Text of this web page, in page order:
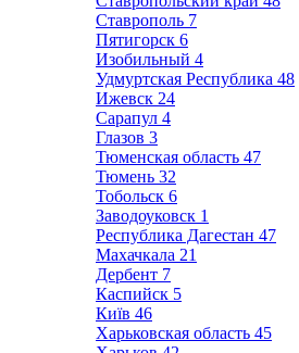
Ставрополь 7
Пятигорск 6
Изобильный 4
Удмуртская Республика 48
Ижевск 24
Сарапул 4
Глазов 3
Тюменская область 47
Тюмень 32
Тобольск 6
Заводоуковск 1
Республика Дагестан 47
Махачкала 21
Дербент 7
Каспийск 5
Київ 46
Харьковская область 45